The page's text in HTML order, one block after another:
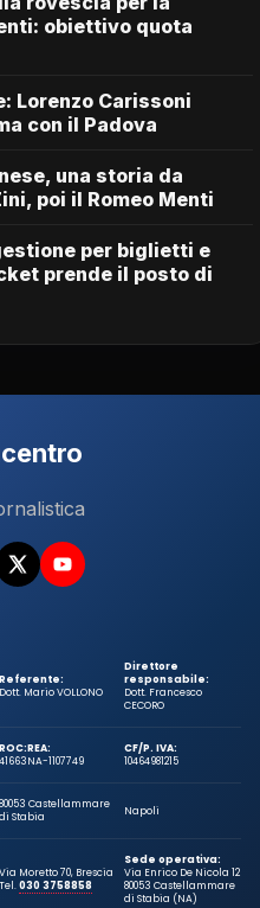
obiettivo quota
Lorenzo Carissoni
con il Padova
una storia da
poi il Romeo Menti
per biglietti e
prende il posto di
Referente:
Dott. Mario VOLLONO
Direttore
responsabile:
Dott. Francesco
CECORO
ROC:
41663
REA:
NA-1107749
CF/P. IVA:
10464981215
80053 Castellammare
di Stabia
Napoli
Via Moretto 70, Brescia
Tel.030 3758858
Sede operativa:
Via Enrico De Nicola 12
80053 Castellammare
di Stabia (NA)